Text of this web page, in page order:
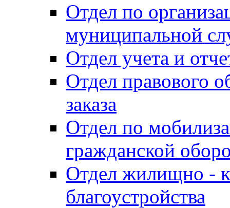
Отдел по
муниципальной
Отдел учета и
Отдел правового
заказа
Отдел по
гражданской
Отдел жилищно -
благоустройства